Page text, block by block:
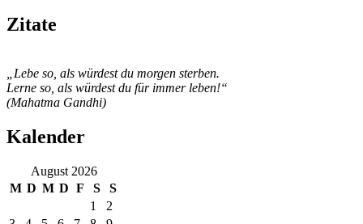
Zitate
„Lebe so, als würdest du morgen sterben.
Lerne so, als würdest du für immer leben!“
(Mahatma Gandhi)
Kalender
August 2026
M D M D F S
S
1
2